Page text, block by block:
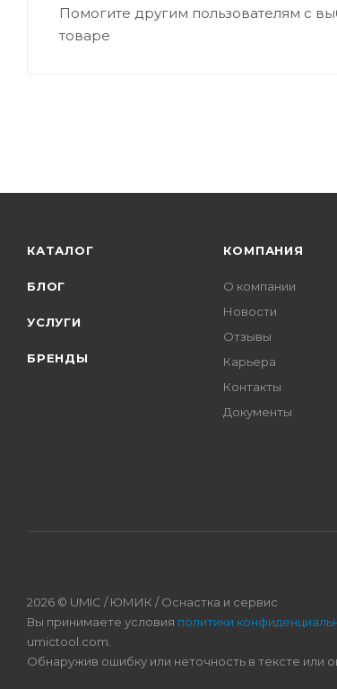
Помогите другим пользователям с
товаре
КАТАЛОГ
БЛОГ
УСЛУГИ
БРЕНДЫ
КОМПАНИЯ
О компании
Новости
Отзывы
Карьера
Контакты
Документы
2026 © UMIC / ЮМИК / Оснастка и сервис
Вы принимаете условия политики
umictool.com.
Обнаружив ошибку или неточность в тексте или